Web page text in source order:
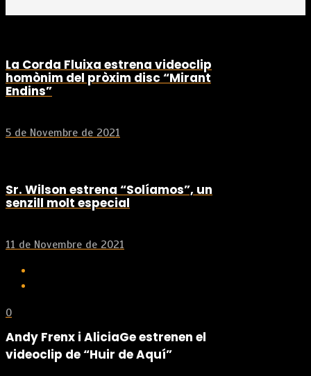
La Corda Fluixa estrena videoclip
homònim del pròxim disc “Mirant
Endins”
5 de Novembre de 2021
Sr. Wilson estrena “Solíamos”, un
senzill molt especial
11 de Novembre de 2021
0
Andy Frenx i AliciaGe estrenen el
videoclip de “Huir de Aquí”